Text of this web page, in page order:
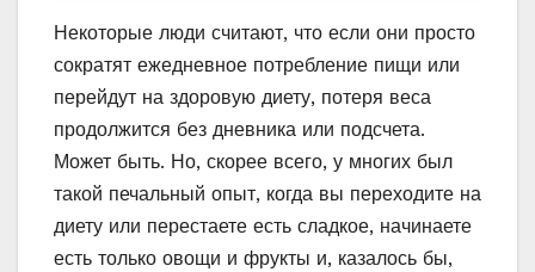
Некоторые люди считают, что если они просто
сократят ежедневное потребление пищи или
перейдут на здоровую диету, потеря веса
продолжится без дневника или подсчета.
Может быть. Но, скорее всего, у многих был
такой печальный опыт, когда вы переходите на
диету или перестаете есть сладкое, начинаете
есть только овощи и фрукты и, казалось бы,